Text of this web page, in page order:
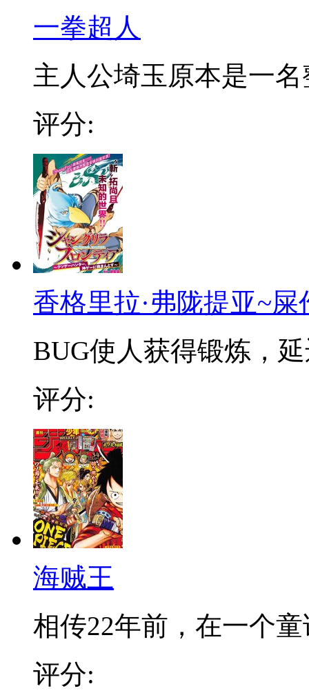
一拳超人
主人公埼玉原本是一名
评分:
香格里拉·弗陇提亚~
BUG使人获得锻炼，
评分:
海贼王
相传22年前，在一个
评分: